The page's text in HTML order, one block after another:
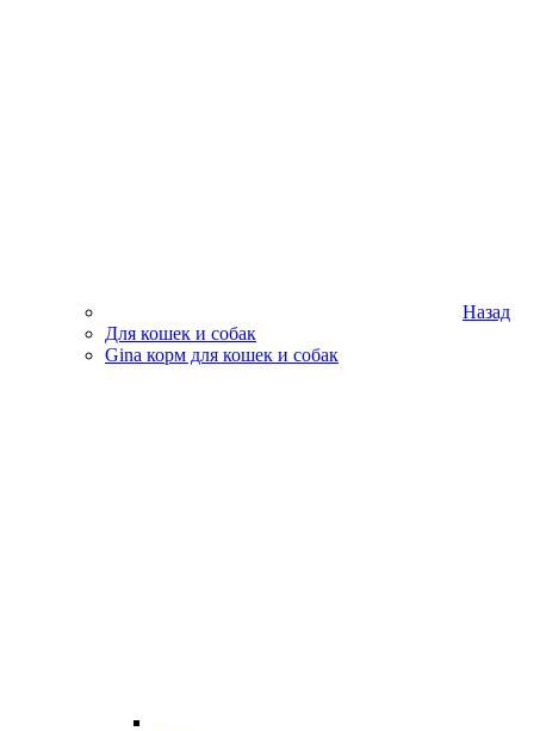
Назад
Для кошек и собак
Gina корм для кошек и собак